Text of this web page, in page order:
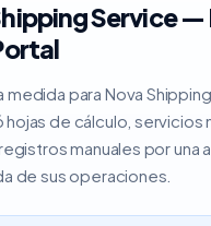
Service —
medida para Nova
de cálculo, servicios
manuales por una
de sus operaciones.